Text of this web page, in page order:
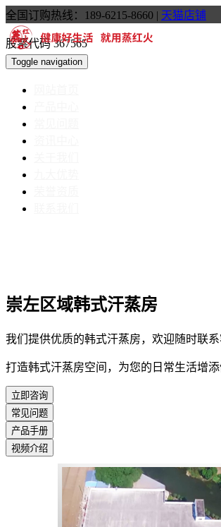
全国订购热线：189-6215-8660 | 天猫店铺
股票代码 367565
Toggle navigation
崇左区域韩式汗蒸房
我们提供优质的韩式汗蒸房，欢迎随时联系
打造韩式汗蒸房空间，为您的日常生活增添
立即咨询
常见问题
产品手册
视频介绍